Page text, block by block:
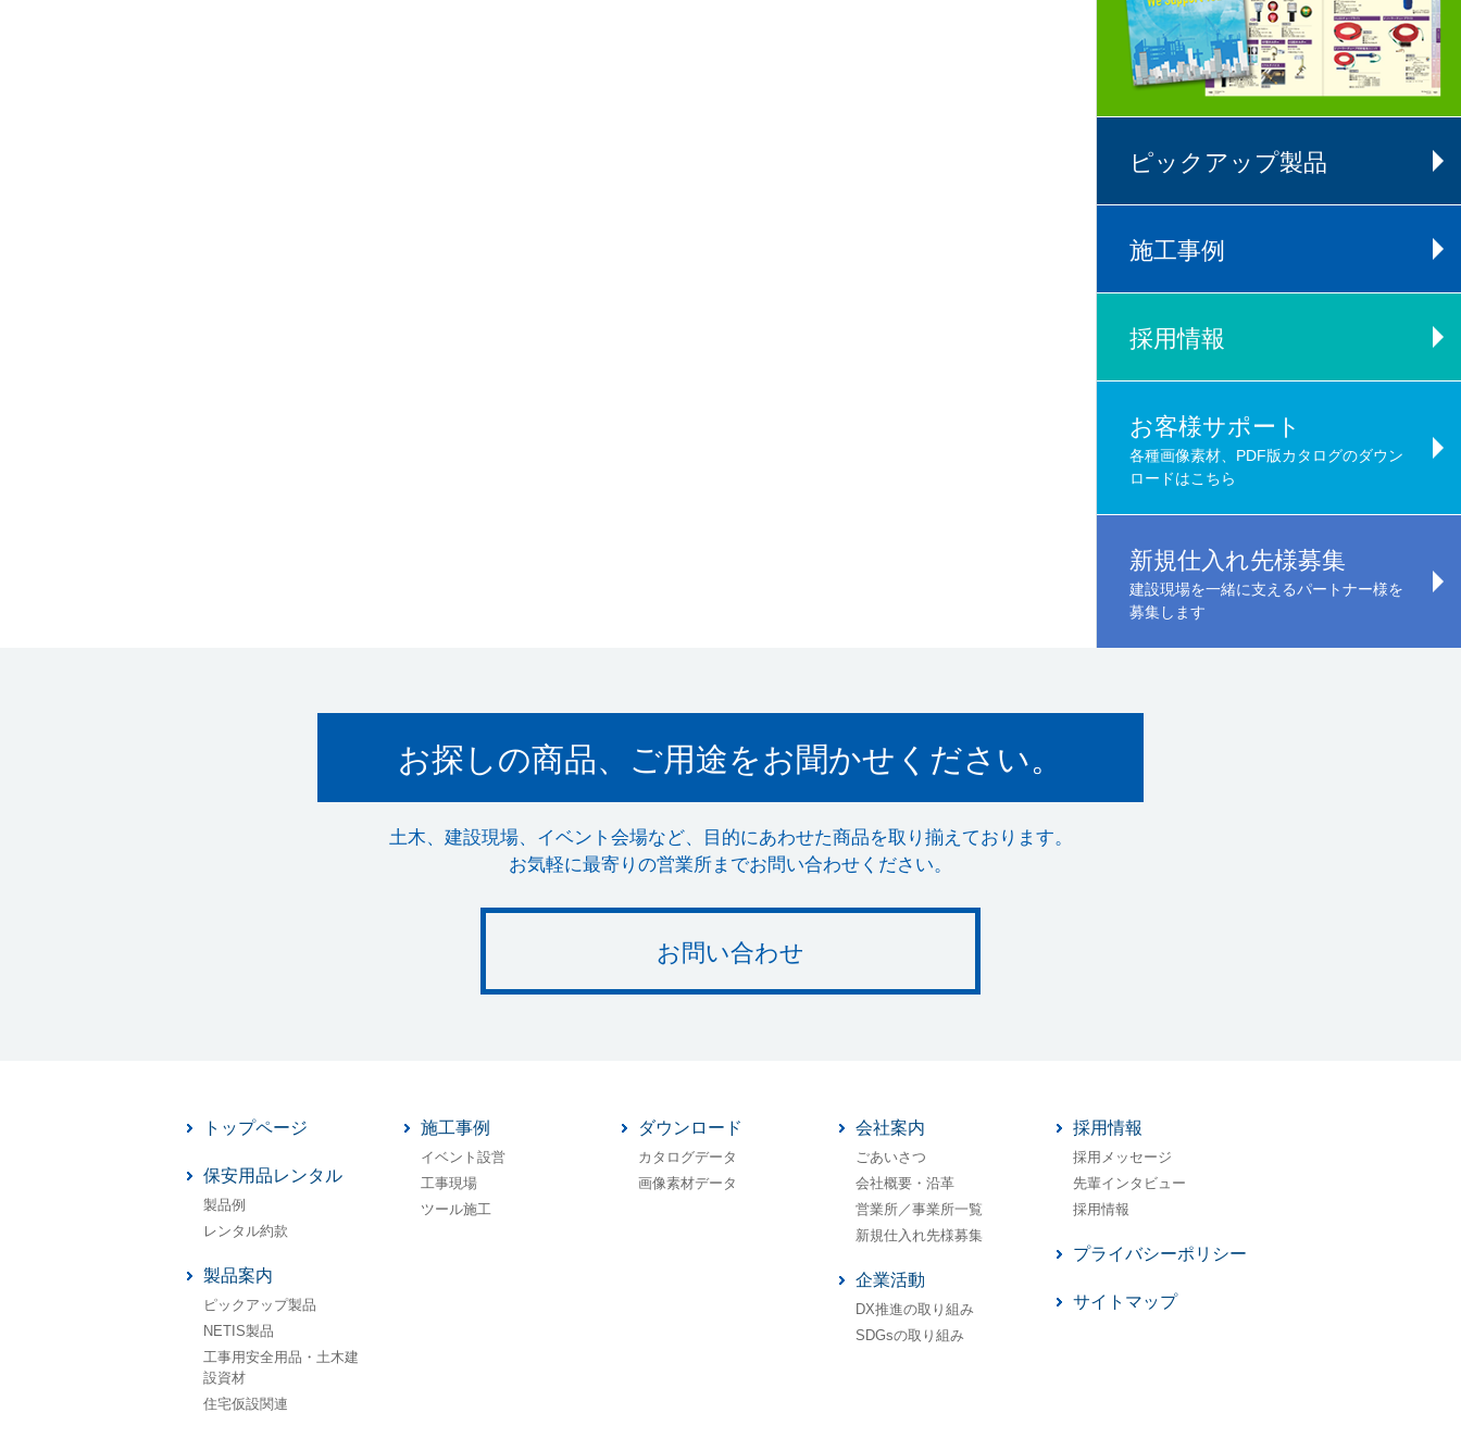
ピックアップ製品
施工事例
採用情報
お客様サポート
各種画像素材、PDF版カタログのダウン
ロードはこちら
新規仕入れ先様募集
建設現場を一緒に支えるパートナー様を
募集します
お探しの商品、ご用途をお聞かせください。
土木、建設現場、イベント会場など、目的にあわせた商品を取り揃えております。
お気軽に最寄りの営業所までお問い合わせください。
お問い合わせ
トップページ
保安用品レンタル
製品例
レンタル約款
製品案内
ピックアップ製品
NETIS製品
工事用安全用品・土木建
設資材
住宅仮設関連
施工事例
イベント設営
工事現場
ツール施工
ダウンロード
カタログデータ
画像素材データ
会社案内
ごあいさつ
会社概要・沿革
営業所／事業所一覧
新規仕入れ先様募集
企業活動
DX推進の取り組み
SDGsの取り組み
採用情報
採用メッセージ
先輩インタビュー
採用情報
プライバシーポリシー
サイトマップ